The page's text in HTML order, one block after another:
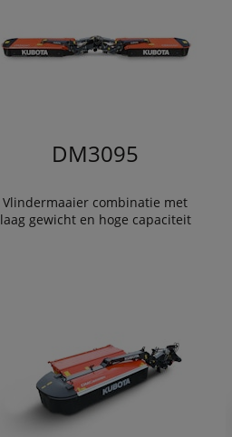
DM3095
Vlindermaaier combinatie met
laag gewicht en hoge capaciteit